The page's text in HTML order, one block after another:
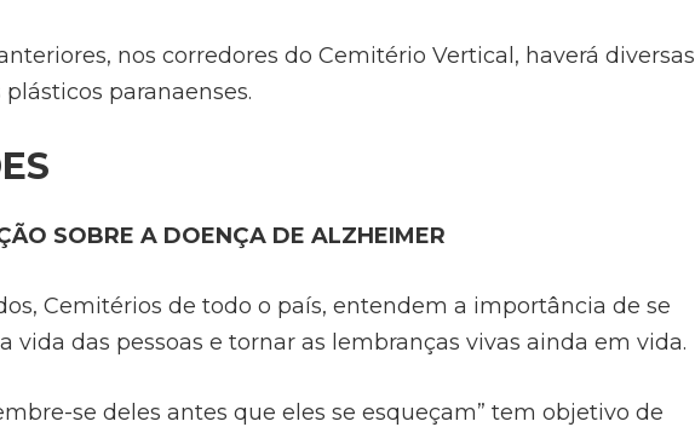
nos corredores do Cemitério Vertical, haverá diversas
paranaenses.
SOBRE A DOENÇA DE ALZHEIMER
Cemitérios de todo o país, entendem a importância de se
vida das pessoas e tornar as lembranças vivas ainda em vida.
se deles antes que eles se esqueçam” tem objetivo de